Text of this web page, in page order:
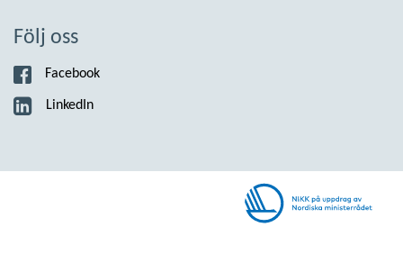
Följ oss
Facebook
LinkedIn